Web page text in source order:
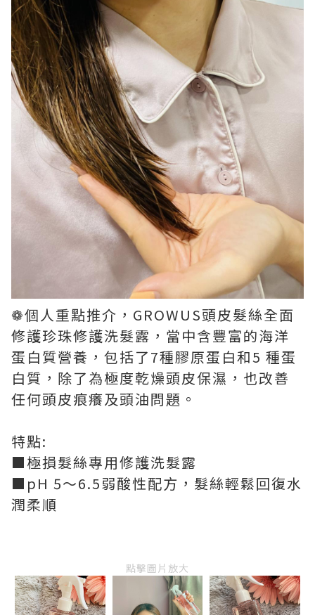
❁個人重點推介，GROWUS頭皮髮絲全面
修護珍珠修護洗髮露，當中含豐富的海洋
蛋白質營養，包括了7種膠原蛋白和5 種蛋
白質，除了為極度乾燥頭皮保濕，也改善
任何頭皮痕癢及頭油問題。
特點:
■極損髮絲專用修護洗髮露
■pH 5〜6.5弱酸性配方，髮絲輕鬆回復水
潤柔順
點擊圖片放大